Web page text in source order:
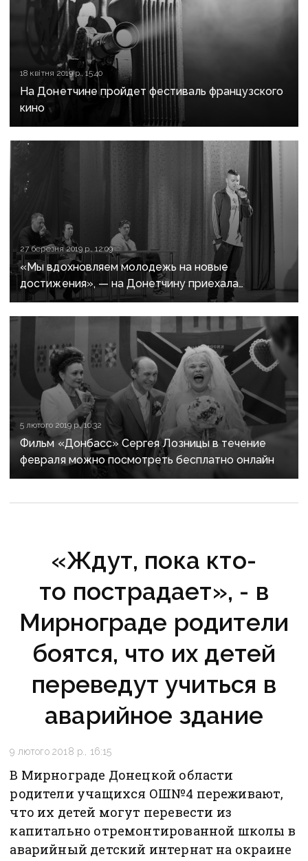
18 квітня 2019 р., 15:40
На Донетчине пройдет фестиваль французского
кино
27 березня 2019 р., 12:09
«Мы вдохновляем молодежь на новые
достижения», — на Донетчину приехала
съемочная команда фильма «Сквот32»
5 лютого 2019 р., 10:32
Фильм «Донбасс» Сергея Лозницы в течение
февраля можно посмотреть бесплатно онлайн
«Ждут, пока кто-
то пострадает», - в
Мирнограде родители
боятся, что их детей
переведут учиться в
аварийное здание
9 лютого 2018 р., 16:15
В Мирнограде Донецкой области
родители учащихся ОШ№4 переживают,
что их детей могут перевести из
капитально отремонтированной школы в
аварийный детский интернат на окраине